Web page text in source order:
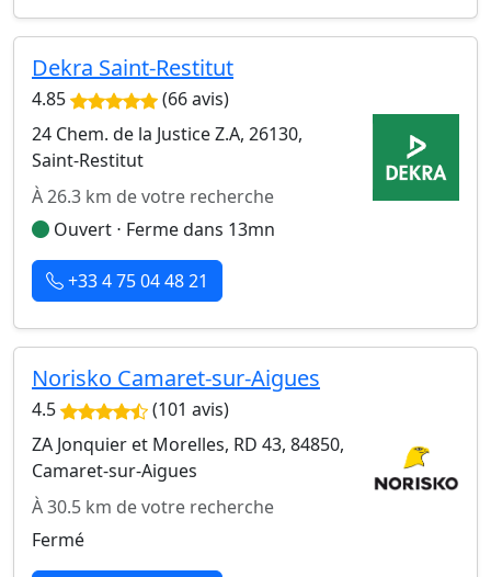
Dekra Saint-Restitut
4.85
(66 avis)
24 Chem. de la Justice Z.A, 26130,
Saint-Restitut
À 26.3 km de votre recherche
Ouvert ⋅ Ferme dans 13mn
+33 4 75 04 48 21
Norisko Camaret-sur-Aigues
4.5
(101 avis)
ZA Jonquier et Morelles, RD 43, 84850,
Camaret-sur-Aigues
À 30.5 km de votre recherche
Fermé